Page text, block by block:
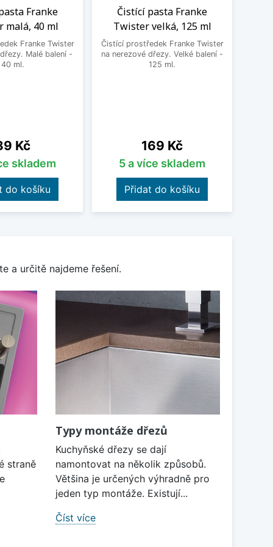
Franke
malá, 40 ml
Franke Twister
Malé balení -
40 ml.
Kč
skladem
do košíku
Čistící pasta Franke
Twister velká, 125 ml
Čistící prostředek Franke Twister
na nerezové dřezy. Velké balení -
125 ml.
Cena
169 Kč
5 a více skladem
Přidat do košíku
a určitě najdeme řešení.
straně
Typy montáže dřezů
Kuchyňské dřezy se dají
namontovat na několik způsobů.
Většina je určených výhradně pro
jeden typ montáže. Existují...
Číst více